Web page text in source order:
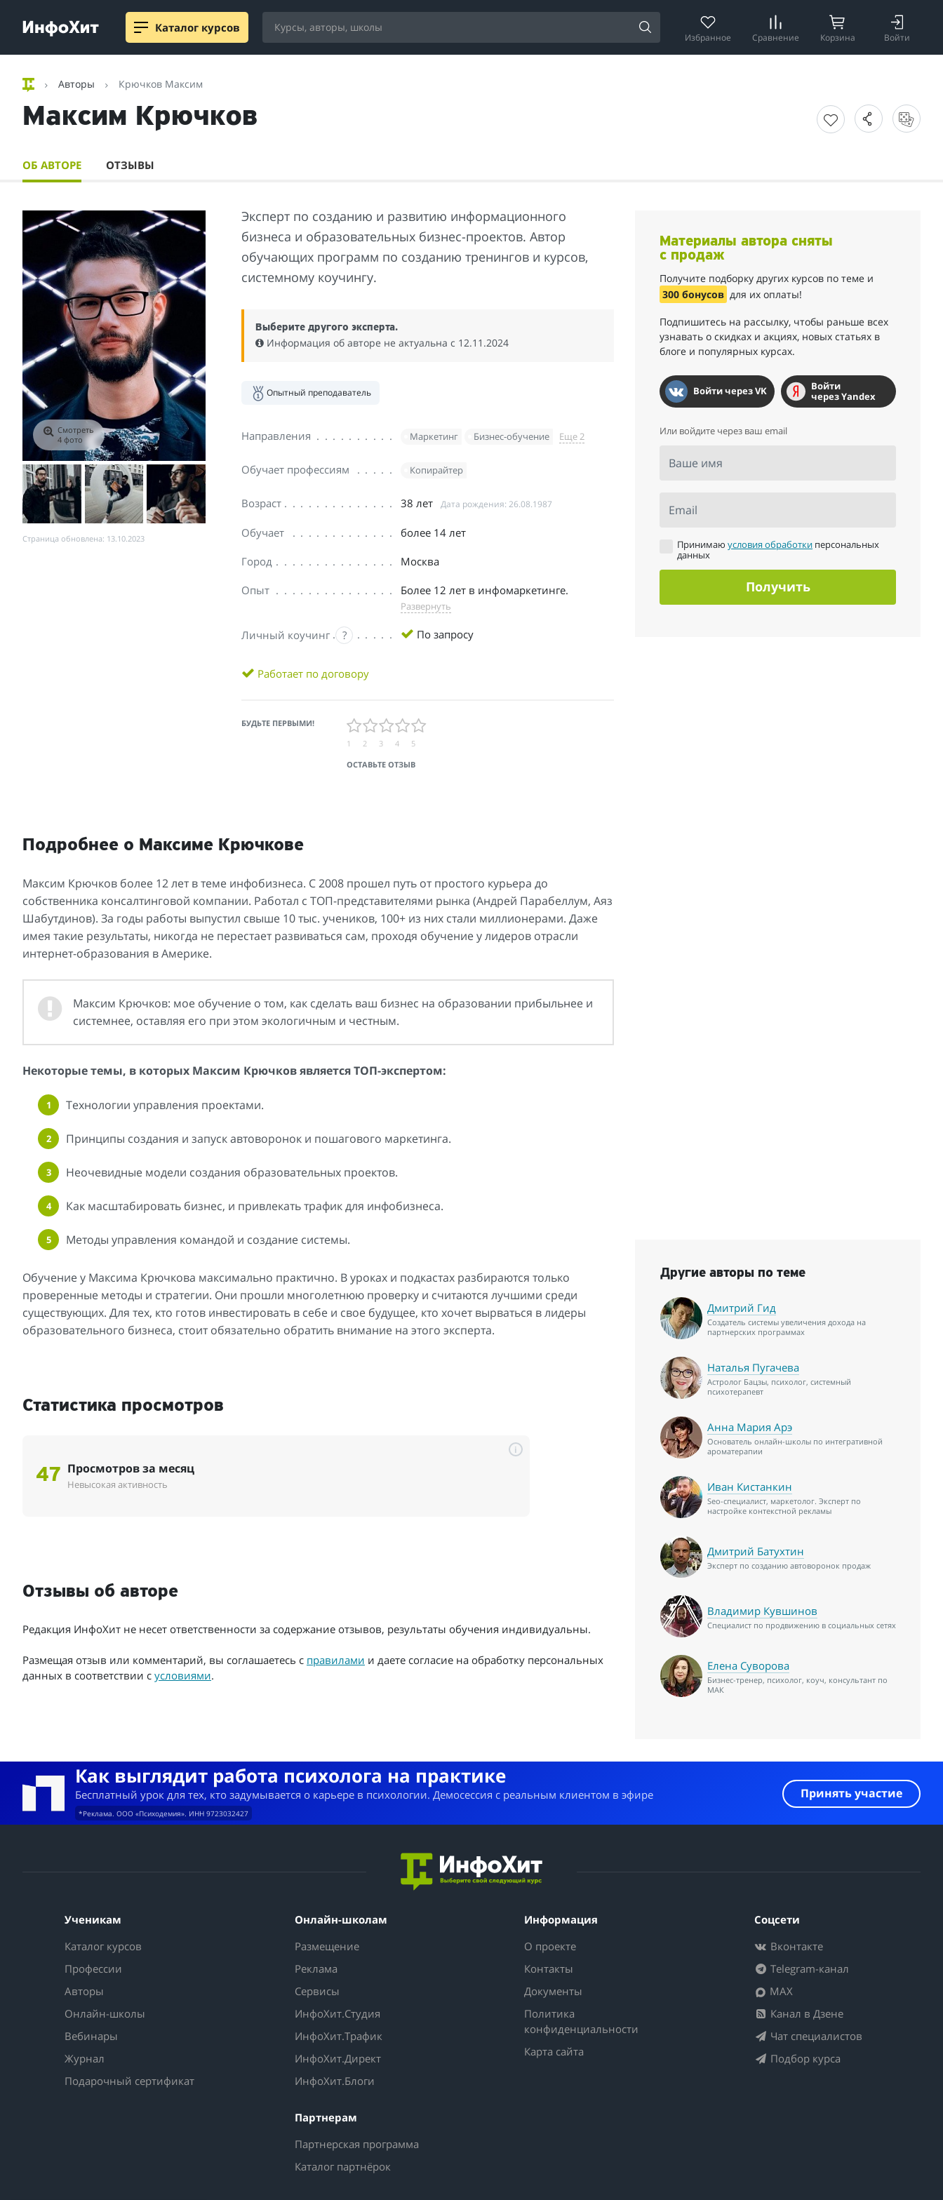
Каталог курсов
Избранное Сравнение Корзина Войти
Авторы Крючков Максим
Максим Крючков
ОБ АВТОРЕ ОТЗЫВЫ
Смотреть
4 фото
Страница обновлена: 13.10.2023
Эксперт по созданию и развитию информационного
бизнеса и образовательных бизнес-проектов. Автор
обучающих программ по созданию тренингов и курсов,
системному коучингу.
Выберите другого эксперта.
Информация об авторе не актуальна c 12.11.2024
Опытный преподаватель
Направления Маркетинг Бизнес-обучение Еще 2
Обучает профессиям Копирайтер
Возраст 38 лет Дата рождения: 26.08.1987
Обучает более 14 лет
Город Москва
Опыт Более 12 лет в инфомаркетинге.
Развернуть
Личный коучинг ? По запросу
Работает по договору
БУДЬТЕ ПЕРВЫМИ!
ОСТАВЬТЕ ОТЗЫВ
1 2 3 4 5
Подробнее о Максиме Крючкове
Максим Крючков более 12 лет в теме инфобизнеса. С 2008 прошел путь от простого курьера до
собственника консалтинговой компании. Работал с ТОП-представителями рынка (Андрей Парабеллум, Аяз
Шабутдинов). За годы работы выпустил свыше 10 тыс. учеников, 100+ из них стали миллионерами. Даже
имея такие результаты, никогда не перестает развиваться сам, проходя обучение у лидеров отрасли
интернет-образования в Америке.
Максим Крючков: мое обучение о том, как сделать ваш бизнес на образовании прибыльнее и
системнее, оставляя его при этом экологичным и честным.
Некоторые темы, в которых Максим Крючков является ТОП-экспертом:
Технологии управления проектами.
Принципы создания и запуск автоворонок и пошагового маркетинга.
Неочевидные модели создания образовательных проектов.
Как масштабировать бизнес, и привлекать трафик для инфобизнеса.
Методы управления командой и создание системы.
Обучение у Максима Крючкова максимально практично. В уроках и подкастах разбираются только
проверенные методы и стратегии. Они прошли многолетнюю проверку и считаются лучшими среди
существующих. Для тех, кто готов инвестировать в себе и свое будущее, кто хочет вырваться в лидеры
образовательного бизнеса, стоит обязательно обратить внимание на этого эксперта.
Статистика просмотров
47 Просмотров за месяц
Невысокая активность
i
Отзывы об авторе
Редакция ИнфоХит не несет ответственности за содержание отзывов, результаты обучения индивидуальны.
Размещая отзыв или комментарий, вы соглашаетесь с правилами и даете согласие на обработку персональных
данных в соответствии с условиями.
Материалы автора сняты
с продаж
Получите подборку других курсов по теме и
300 бонусов для их оплаты!
Подпишитесь на рассылку, чтобы раньше всех
узнавать о скидках и акциях, новых статьях в
блоге и популярных курсах.
Войти через VK
Войти
через Yandex
Или войдите через ваш email
Ваше имя
Email
Принимаюусловия обработки персональных
данных
Получить
Другие авторы по теме
Дмитрий Гид
Создатель системы увеличения дохода на
партнерских программах
Наталья Пугачева
Астролог Бацзы, психолог, системный
психотерапевт
Анна Мария Арэ
Основатель онлайн-школы по интегративной
ароматерапии
Иван Кистанкин
Seo-специалист, маркетолог. Эксперт по
настройке контекстной рекламы
Дмитрий Батухтин
Эксперт по созданию автоворонок продаж
Владимир Кувшинов
Специалист по продвижению в социальных сетях
Елена Суворова
Бизнес-тренер, психолог, коуч, консультант по
МАК
Как выглядит работа психолога на практике
Бесплатный урок для тех, кто задумывается о карьере в психологии. Демосессия с реальным клиентом в эфире
*Реклама. ООО «Психодемия». ИНН 9723032427
Принять участие
Ученикам
Каталог курсов
Профессии
Авторы
Онлайн-школы
Вебинары
Журнал
Подарочный сертификат
Онлайн-школам
Размещение
Реклама
Сервисы
ИнфоХит.Студия
ИнфоХит.Трафик
ИнфоХит.Директ
ИнфоХит.Блоги
Партнерам
Партнерская программа
Каталог партнёрок
Информация
О проекте
Контакты
Документы
Политика
конфиденциальности
Карта сайта
Соцсети
Вконтакте
Telegram-канал
MAX
Канал в Дзене
Чат специалистов
Подбор курса